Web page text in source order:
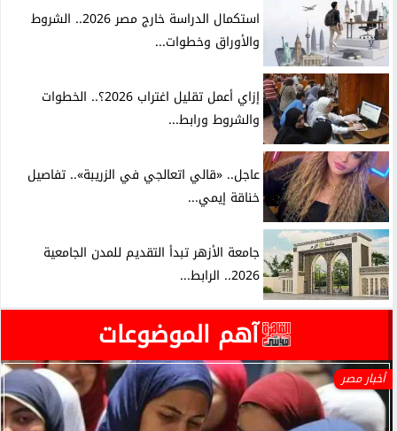
استكمال الدراسة خارج مصر 2026.. الشروط
والأوراق وخطوات...
إزاي أعمل تقليل اغتراب 2026؟.. الخطوات
والشروط ورابط...
عاجل.. «قالي اتعالجي في الزريبة».. تفاصيل
خناقة إيمي...
جامعة الأزهر تبدأ التقديم للمدن الجامعية
2026.. الرابط...
آهم الموضوعات
أخبار مصر